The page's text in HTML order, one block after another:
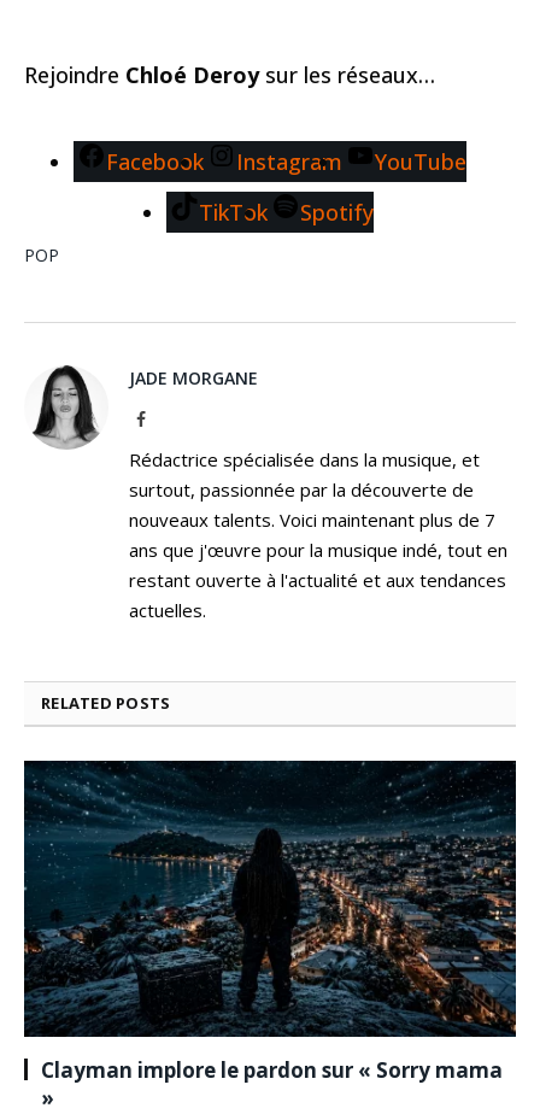
Rejoindre Chloé Deroy sur les réseaux…
Facebook Instagram
YouTube
TikTok
Spotify
POP
JADE MORGANE
Facebook
Rédactrice spécialisée dans la musique, et
surtout, passionnée par la découverte de
nouveaux talents. Voici maintenant plus de 7
ans que j'œuvre pour la musique indé, tout en
restant ouverte à l'actualité et aux tendances
actuelles.
RELATED POSTS
Clayman implore le pardon sur « Sorry mama
»